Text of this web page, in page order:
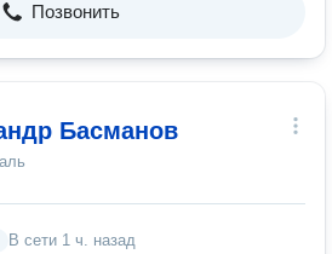
Позвонить
Басманов
В сети 1 ч. назад